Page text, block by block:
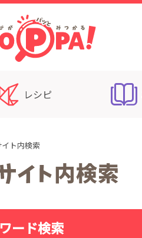
レシピ
イト内検索
ード検索